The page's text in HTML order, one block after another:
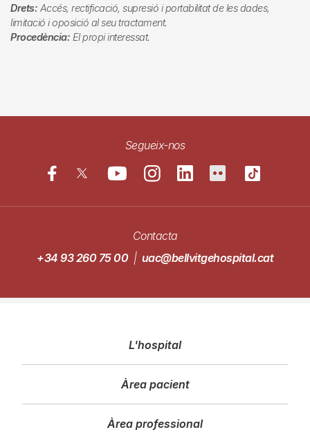
Drets: Accés, rectificació, supresió i portabilitat de les dades,
limitació i oposició al seu tractament.
Procedència: El propi interessat.
Segueix-nos
Contacta
+34 93 260 75 00 | uac@bellvitgehospital.cat
principal
L'hospital
Àrea pacient
Àrea professional